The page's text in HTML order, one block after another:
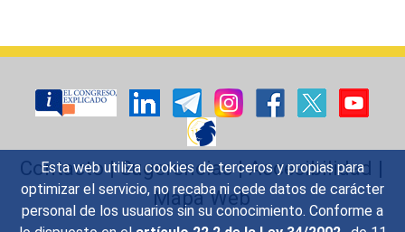
Esta web utiliza cookies de terceros y propias para
optimizar el servicio, no recaba ni cede datos de carácter
personal de los usuarios sin su conocimiento. Conforme a
Contacto|Sugerencias|Accesibilidad |
Mapa Web